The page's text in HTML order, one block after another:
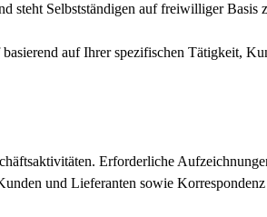
steht Selbstständigen auf freiwilliger Basis
auf Ihrer spezifischen Tätigkeit,
Erforderliche
und Lieferanten sowie